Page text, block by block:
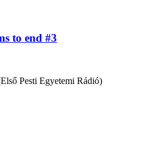
to end #3
Pesti Egyetemi Rádió)